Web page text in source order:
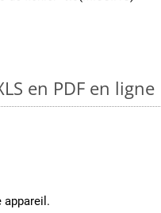
en PDF en ligne
appareil.